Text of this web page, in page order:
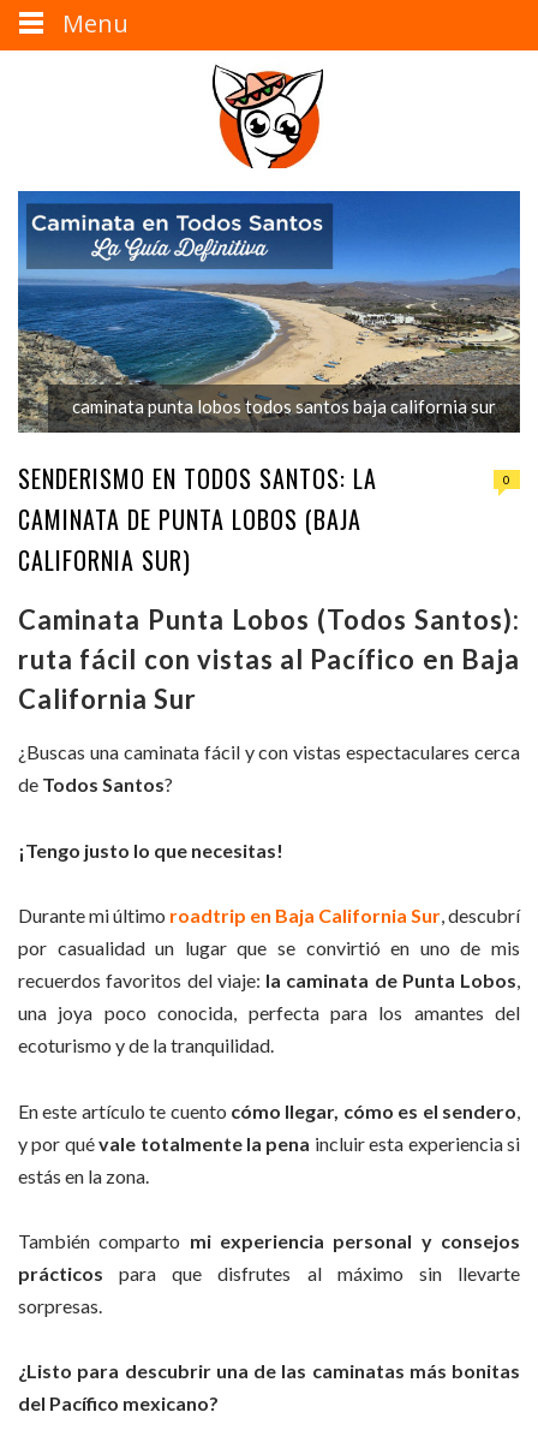
caminata punta lobos todos santos baja california sur
SENDERISMO EN TODOS SANTOS: LA
CAMINATA DE PUNTA LOBOS (BAJA
CALIFORNIA SUR)
0
Caminata Punta Lobos (Todos Santos):
ruta fácil con vistas al Pacífico en Baja
California Sur
¿Buscas una caminata fácil y con vistas espectaculares cerca
de Todos Santos?
¡Tengo justo lo que necesitas!
Durante mi último roadtrip en Baja California Sur, descubrí
por casualidad un lugar que se convirtió en uno de mis
recuerdos favoritos del viaje: la caminata de Punta Lobos,
una joya poco conocida, perfecta para los amantes del
ecoturismo y de la tranquilidad.
En este artículo te cuento cómo llegar, cómo es el sendero
y por quévale totalmente la pena incluir esta experiencia si
estás en la zona.
También comparto mi experiencia personal y consejos
prácticos para que disfrutes al máximo sin llevarte
sorpresas.
¿Listo para descubrir una de las caminatas más bonitas
del Pacífico mexicano?
Menu